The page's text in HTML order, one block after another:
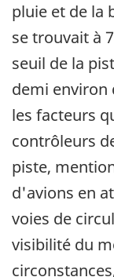
pluie et de la
se trouvait à
seuil de la
demi environ
les facteurs
contrôleurs
piste,
d'avions en
voies de
visibilité du